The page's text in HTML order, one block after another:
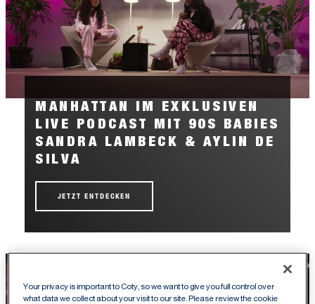
MANHATTAN IM EXKLUSIVEN
LIVE PODCAST MIT 90S BABIES
SANDRA LAMBECK & AYLIN DE
SILVA
JETZT ENTDECKEN
Your privacy is important to Coty, so we want to give you full control over
what data we collect about your visit to our site. Please review the cookie